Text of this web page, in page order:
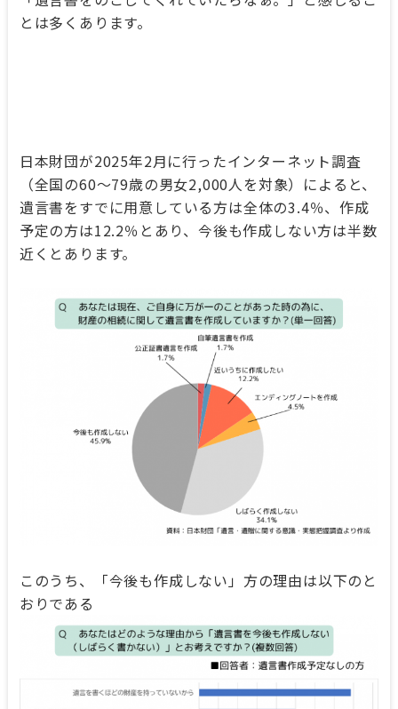
とは多くあります。
日本財団が2025年2月に行ったインターネット調査
（全国の60～79歳の男女2,000人を対象）によると、
遺言書をすでに用意している方は全体の3.4％、作成
予定の方は12.2％とあり、今後も作成しない方は半数
近くとあります。
このうち、「今後も作成しない」方の理由は以下のと
おりである